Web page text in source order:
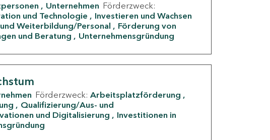
Unternehmen Förderzweck:
und Technologie
Investieren und Wachsen
Weiterbildung/Personal
Förderung von
und Beratung Unternehmensgründung
Förderzweck: Arbeitsplatzförderung
Qualifizierung/Aus- und
und Digitalisierung
Investitionen in